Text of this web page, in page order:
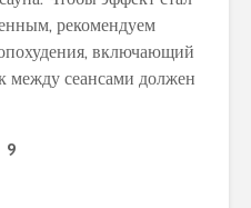
рекомендуем
включающий
между сеансами должен